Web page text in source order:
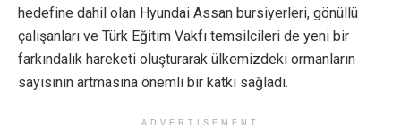
hedefine dahil olan Hyundai Assan bursiyerleri, gönüllü
çalışanları ve Türk Eğitim Vakfı temsilcileri de yeni bir
farkındalık hareketi oluşturarak ülkemizdeki ormanların
sayısının artmasına önemli bir katkı sağladı.
ADVERTISEMENT